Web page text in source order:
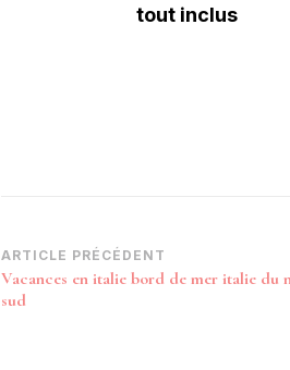
tout inclus
Navigation
d’article
ARTICLE PRÉCÉDENT
Vacances en italie bord de mer italie du
sud